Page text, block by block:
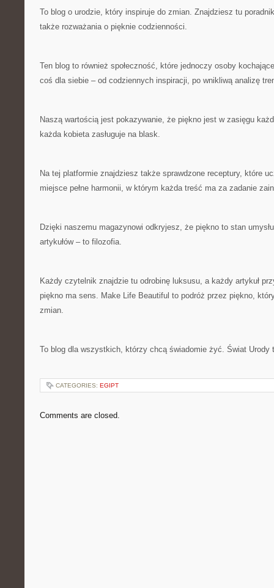
To blog o urodzie, który inspiruje do zmian. Znajdziesz tu
także rozważania o pięknie codzienności.
Ten blog to również społeczność, które jednoczy osoby
coś dla siebie – od codziennych inspiracji, po wnikliwą analizę
Naszą wartością jest pokazywanie, że piękno jest w zasięgu
każda kobieta zasługuje na blask.
Na tej platformie znajdziesz także sprawdzone receptury, które
miejsce pełne harmonii, w którym każda treść ma za zadanie
Dzięki naszemu magazynowi odkryjesz, że piękno to stan
artykułów – to filozofia.
Każdy czytelnik znajdzie tu odrobinę luksusu, a każdy artykuł
piękno ma sens. Make Life Beautiful to podróż przez piękno,
zmian.
To blog dla wszystkich, którzy chcą świadomie żyć. Świat Urody
CATEGORIES: EGIPT
Comments are closed.